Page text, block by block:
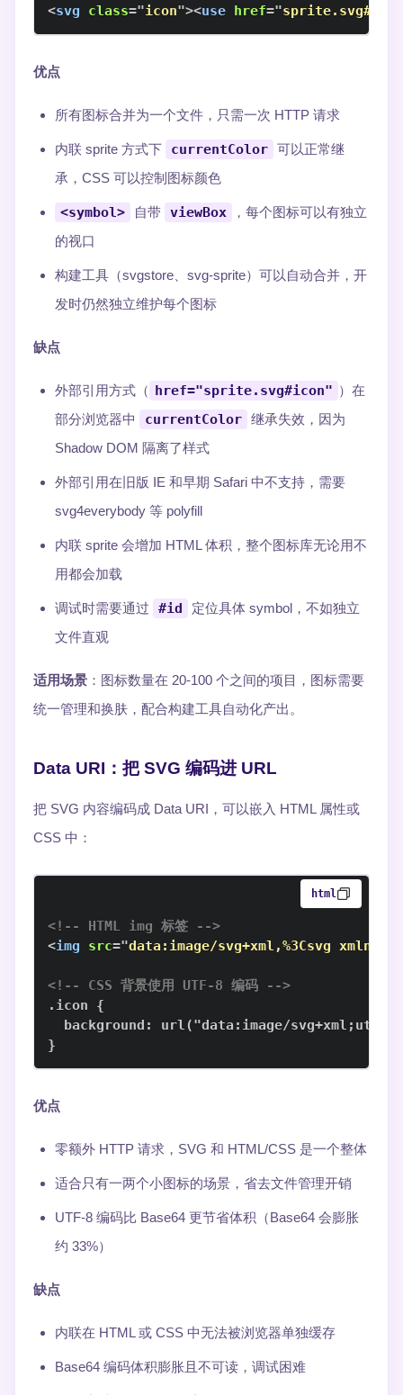
<svg class="icon"><use href="
优点
所有图标合并为一个文件，只需一次 HTTP 请求
内联 sprite 方式下 currentColor 可以正常继
承，CSS 可以控制图标颜色
<symbol> 自带 viewBox
，每个图标可以有独立
的视口
构建工具（svgstore、svg-sprite）可以自动合并，开
发时仍然独立维护每个图标
缺点
外部引用方式（ href="sprite.svg#icon" ）在
部分浏览器中
currentColor 继承失效，因为
Shadow DOM 隔离了样式
外部引用在旧版 IE 和早期 Safari 中不支持，需要
svg4everybody 等 polyfill
内联 sprite 会增加 HTML 体积，整个图标库无论用不
用都会加载
调试时需要通过 #id
定位具体 symbol，不如独立
文件直观
适用场景 ：图标数量在 20-100 个之间的项目，图标需要
统一管理和换肤，配合构建工具自动化产出。
Data URI：把 SVG 编码进 URL
把 SVG 内容编码成 Data URI，可以嵌入 HTML 属性或
CSS 中：
html
<!-- HTML img 标签 -->
<img src="data:image/svg+xml,%3Csvg xmlns=
<!-- CSS 背景使用 UTF-8 编码 -->
  background: url("data:image/svg+xml;utf8,
}
优点
零额外 HTTP 请求，SVG 和 HTML/CSS 是一个整体
适合只有一两个小图标的场景，省去文件管理开销
UTF-8 编码比 Base64 更节省体积（Base64 会膨胀
约 33%）
缺点
内联在 HTML 或 CSS 中无法被浏览器单独缓存
Base64 编码体积膨胀且不可读，调试困难